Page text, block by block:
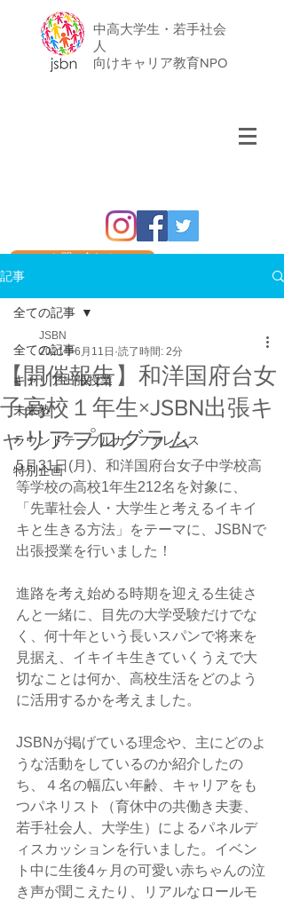
中高大学生・若手社会
人
​向けキャリア教育NPO
お問い合わせ
記事
全ての記事
キャリア出張授業
未来塾
ラウンドテーブルカンファレンス
特別企画
全ての記事
【開催報告】和洋国府台女
子高校１年生×JSBN出張キ
ャリアプログラム
JSBN
2021年6月11日 読了時間: 2分
5月31日(月)、和洋国府台女子中学校高
等学校の高校1年生212名を対象に、
「先輩社会人・大学生と考えるイキイ
キと生きる方法」をテーマに、JSBNで
出張授業を行いました！
進路を考え始める時期を迎える生徒さ
んと一緒に、目先の大学受験だけでな
く、何十年という長いスパンで将来を
見据え、イキイキ生きていくうえで大
切なことは何か、高校生活をどのよう
に活用するかを考えました。
JSBNが掲げている理念や、主にどのよ
うな活動をしているのか紹介したの
ち、４名の幅広い年齢、キャリアをも
つパネリスト（育休中の共働き夫妻、
若手社会人、大学生）によるパネルデ
ィスカッションを行いました。イベン
ト中に生後4ヶ月の可愛い赤ちゃんの泣
き声が聞こえたり、リアルなロールモ